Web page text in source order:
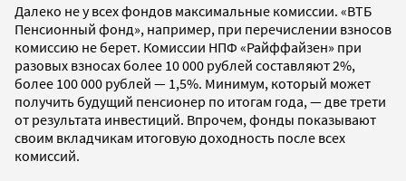
Далеко не у всех фондов максимальные комиссии. «ВТБ
Пенсионный фонд», например, при перечислении взносов
комиссию не берет. Комиссии НПФ «Райффайзен» при
разовых взносах более 10 000 рублей составляют 2%,
более 100 000 рублей — 1,5%. Минимум, который может
получить будущий пенсионер по итогам года, — две трети
от результата инвестиций. Впрочем, фонды показывают
своим вкладчикам итоговую доходность после всех
комиссий.